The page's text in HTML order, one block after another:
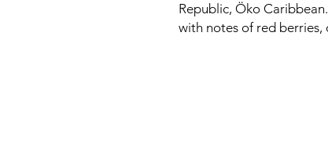
Republic, Öko
with notes of red berries,